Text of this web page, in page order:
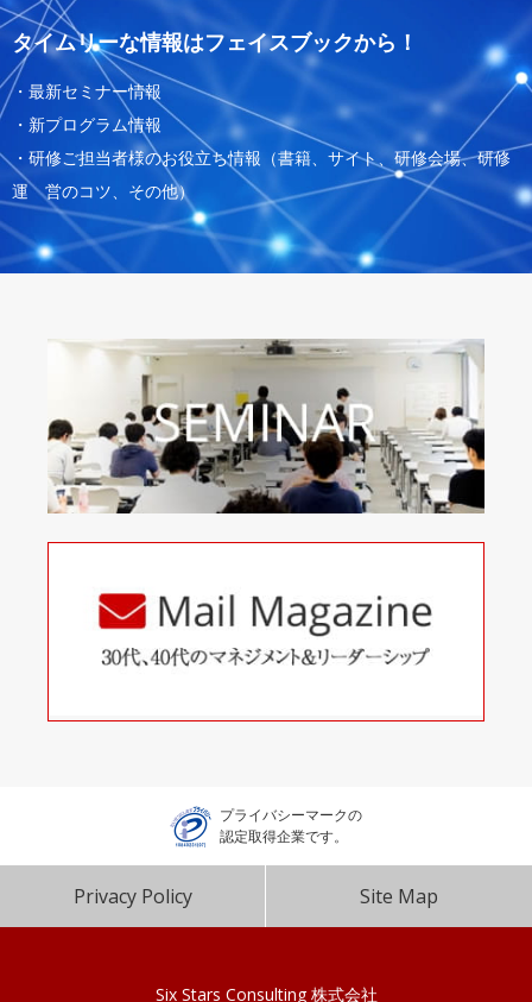
タイムリーな情報はフェイスブックから！
・最新セミナー情報
・新プログラム情報
・研修ご担当者様のお役立ち情報（書籍、サイト、研修会場、研修
運 営のコツ、その他）
プライバシーマークの
認定取得企業です。
Privacy Policy Site Map
Six Stars Consulting 株式会社